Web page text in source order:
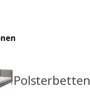
Polsterbetten